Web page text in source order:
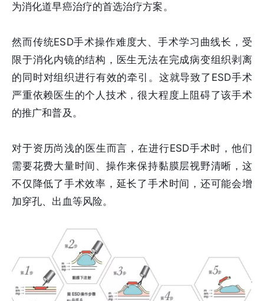
为消化道早癌治疗的首选治疗方案。
然而传统ESD手术操作难度大、手术学习曲线长，受
限于消化内镜的结构，医生无法在完成病变组织剥离
的同时对组织进行有效的牵引。这就导致了ESD手术
严重依赖医生的个人技术，很大程度上阻碍了该手术
的推广和普及。
对于资历尚浅的医生而言，在进行ESD手术时，他们
需要花费大量时间、操作来保持黏膜层视野清晰，这
不仅降低了手术效率，延长了手术时间，还可能会增
加穿孔、出血等风险。